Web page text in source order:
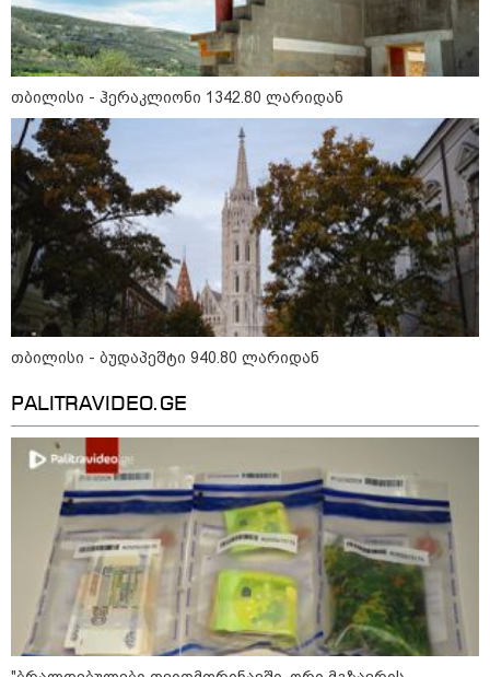
15:49 / 06-08-2026
შეიძინე ალდაგის სამოგზაურო დაზღვევა და
მიიღე გაორმაგებული ინტერნეტი
საზოგადოება
10:56 / 10-08-2026
როგორი ამინდია მოსალოდნელი 10-11
თბილისი - ჰერაკლიონი 1342.80 ლარიდან
თბილისი - ბუდაპეშტი 940.80 ლარიდან
PALITRAVIDEO.GE